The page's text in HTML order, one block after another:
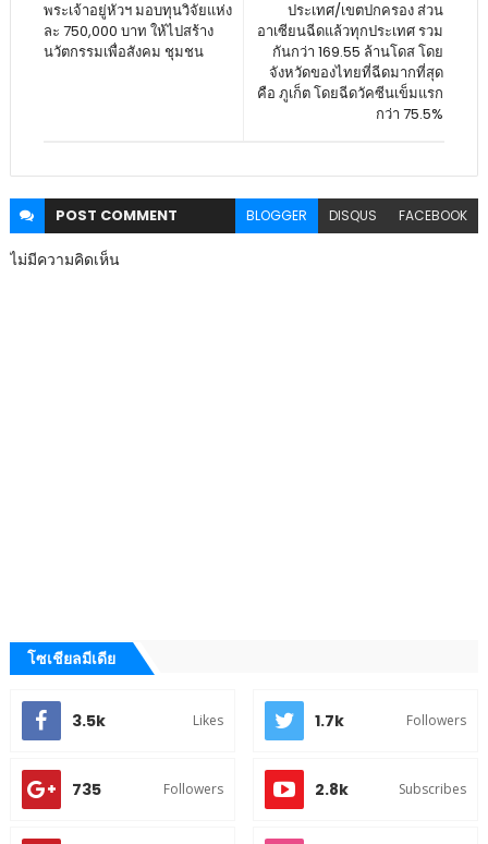
ประเทศ/เขตปกครอง ส่วน
อาเซียนฉีดแล้วทุกประเทศ รวม
กันกว่า 169.55 ล้านโดส โดย
จังหวัดของไทยที่ฉีดมากที่สุด
คือ ภูเก็ต โดยฉีดวัคซีนเข็มแรก
กว่า 75.5%
พระเจ้าอยู่หัวฯ มอบทุนวิจัยแห่ง
ละ 750,000 บาท ให้ไปสร้าง
นวัตกรรมเพื่อสังคม ชุมชน
POST COMMENT BLOGGER DISQUS FACEBOOK
ไม่มีความคิดเห็น
โซเชียลมีเดีย
3.5k Likes 1.7k Followers
735 Followers 2.8k Subscribes